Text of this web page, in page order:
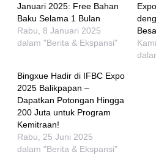
Januari 2025: Free Bahan
Baku Selama 1 Bulan
Rabu, 8 Januari 2025
dalam "Berita & Ekspansi"
Bingxue Hadir di IFBC Expo
2025 Balikpapan –
Dapatkan Potongan Hingga
200 Juta untuk Program
Kemitraan!
Rabu, 25 Juni 2025
dalam "Berita & Ekspansi"